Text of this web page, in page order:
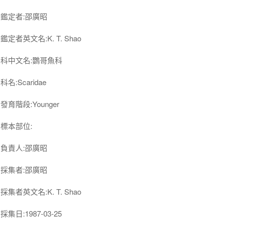
鑑定者:邵廣昭
鑑定者英文名:K. T. Shao
科中文名:鸚哥魚科
科名:Scaridae
發育階段:Younger
標本部位:
負責人:邵廣昭
採集者:邵廣昭
採集者英文名:K. T. Shao
採集日:1987-03-25